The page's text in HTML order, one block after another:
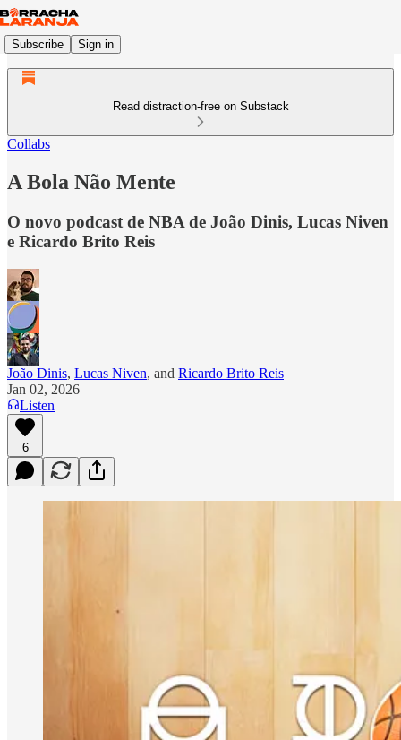
Subscribe Sign in
Read distraction-free on Substack
Collabs
A Bola Não Mente
O novo podcast de NBA de João Dinis, Lucas Niven
e Ricardo Brito Reis
João Dinis, Lucas Niven, and Ricardo Brito Reis
Jan 02, 2026
Listen
6